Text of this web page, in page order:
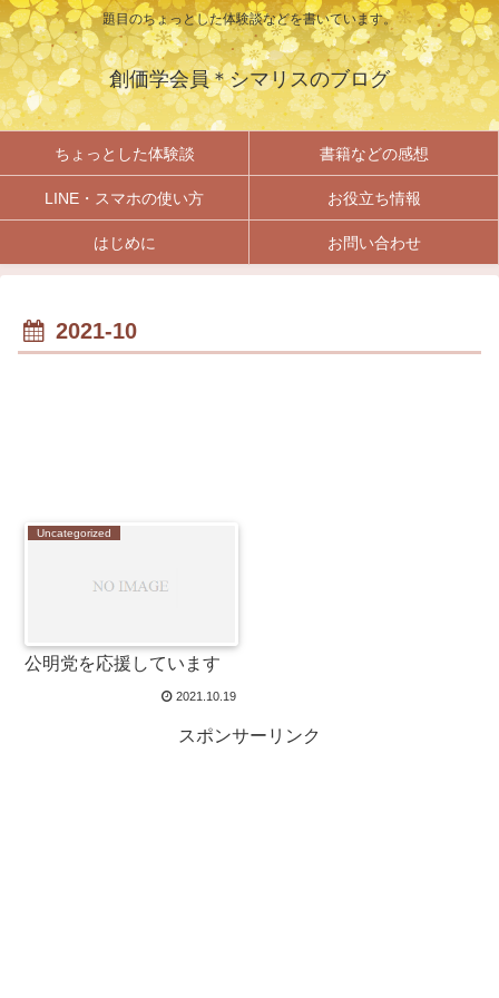
題目のちょっとした体験談などを書いています。
創価学会員＊シマリスのブログ
ちょっとした体験談 書籍などの感想
LINE・スマホの使い方 お役立ち情報
はじめに お問い合わせ
2021-10
Uncategorized
公明党を応援しています
2021.10.19
スポンサーリンク